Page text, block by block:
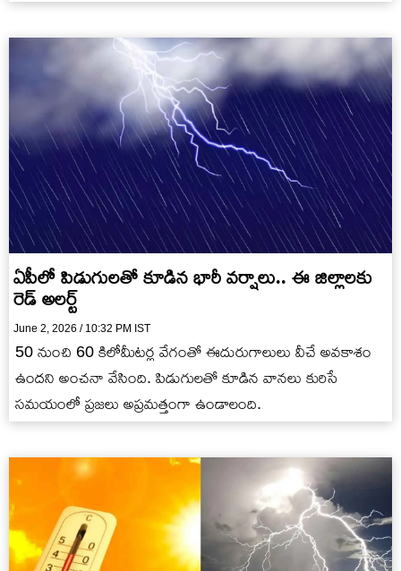
(Ap Rains) కురిసే అవకాశం ఉంది.
ఏపీలో పిడుగులతో కూడిన భారీ వర్షాలు.. ఈ జిల్లాలకు
రెడ్ అలర్ట్
June 2, 2026 / 10:32 PM IST
50 నుంచి 60 కిలోమీటర్ల వేగంతో ఈదురుగాలులు వీచే అవకాశం
ఉందని అంచనా వేసింది. పిడుగులతో కూడిన వానలు కురిసే
సమయంలో ప్రజలు అప్రమత్తంగా ఉండాలంది.